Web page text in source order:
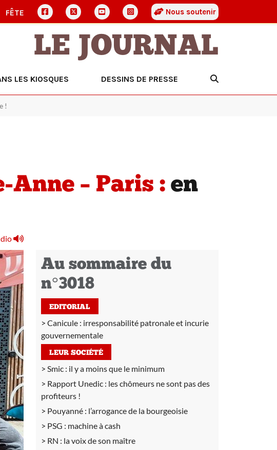
FÊTE Nous soutenir
LE JOURNAL
LES KIOSQUES DESSINS DE PRESSE
!
– Paris : en
Au sommaire du
n°3018
EDITORIAL
Canicule : irresponsabilité patronale et incurie
gouvernementale
LEUR SOCIÉTÉ
Smic : il y a moins que le minimum
Rapport Unedic : les chômeurs ne sont pas des
profiteurs !
Pouyanné : l’arrogance de la bourgeoisie
PSG : machine à cash
RN : la voix de son maître